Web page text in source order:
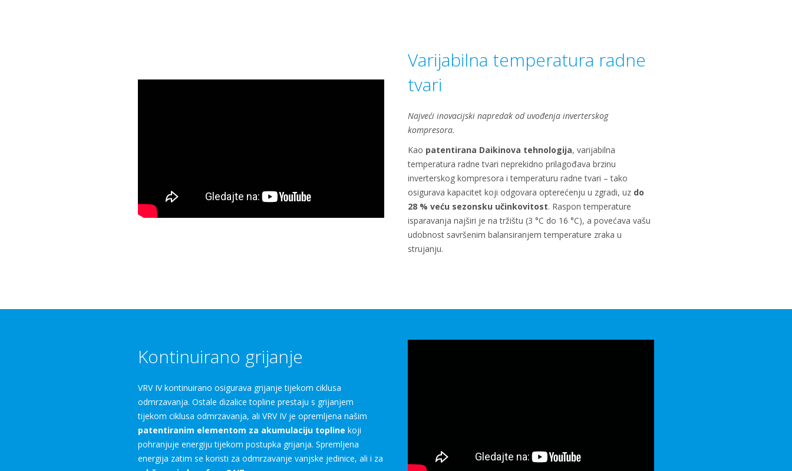
Varijabilna temperatura radne
tvari
Najveći inovacijski napredak od uvođenja inverterskog
kompresora.
Kao patentirana Daikinova tehnologija, varijabilna
temperatura radne tvari neprekidno prilagođava brzinu
inverterskog kompresora i temperaturu radne tvari – tako
osigurava kapacitet koji odgovara opterećenju u zgradi, uz do
28 % veću sezonsku učinkovitost. Raspon temperature
isparavanja najširi je na tržištu (3 °C do 16 °C), a povećava vašu
udobnost savršenim balansiranjem temperature zraka u
strujanju.
Kontinuirano grijanje
VRV IV kontinuirano osigurava grijanje tijekom ciklusa
odmrzavanja. Ostale dizalice topline prestaju s grijanjem
tijekom ciklusa odmrzavanja, ali VRV IV je opremljena našim
patentiranim elementom za akumulaciju topline koji
pohranjuje energiju tijekom postupka grijanja. Spremljena
energija zatim se koristi za odmrzavanje vanjske jedinice, ali i za